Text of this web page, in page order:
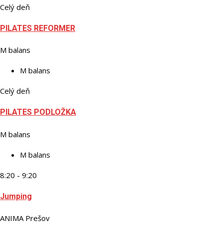
Celý deň
PILATES REFORMER
M balans
M balans
Celý deň
PILATES PODLOŽKA
M balans
M balans
8:20 - 9:20
Jumping
ANIMA Prešov